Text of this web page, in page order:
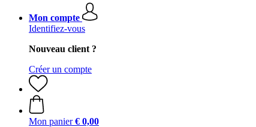
Mon compte
Identifiez-vous
Nouveau client ?
Créer un compte
Mon panier € 0,00